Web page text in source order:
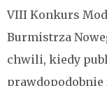
VIII Konkurs
Burmistrza
chwili, kiedy
prawdopodobnie